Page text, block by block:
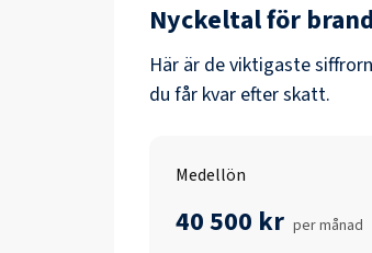
Nyckeltal för
Här är de viktigaste
du får kvar efter skatt.
Medellön
40 500 kr per månad